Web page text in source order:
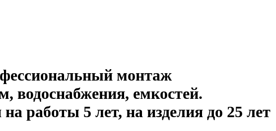
монтаж
водоснабжения, емкостей.
работы 5 лет, на изделия до 25 лет